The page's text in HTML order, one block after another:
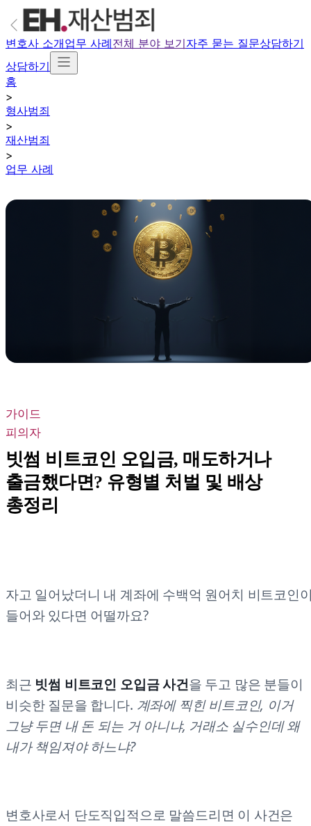
변호사 소개업무 사례전체 분야 보기자주 묻는 질문상담하기
상담하기
홈
>
형사범죄
>
재산범죄
>
업무 사례
가이드
피의자
빗썸 비트코인 오입금, 매도하거나
출금했다면? 유형별 처벌 및 배상
총정리
자고 일어났더니 내 계좌에 수백억 원어치 비트코인
들어와 있다면 어떨까요?
최근 빗썸 비트코인 오입금 사건을 두고 많은 분들이
비슷한 질문을 합니다. 계좌에 찍힌 비트코인, 이거
그냥 두면 내 돈 되는 거 아니냐, 거래소 실수인데 왜
내가 책임져야 하느냐?
변호사로서 단도직입적으로 말씀드리면 이 사건은